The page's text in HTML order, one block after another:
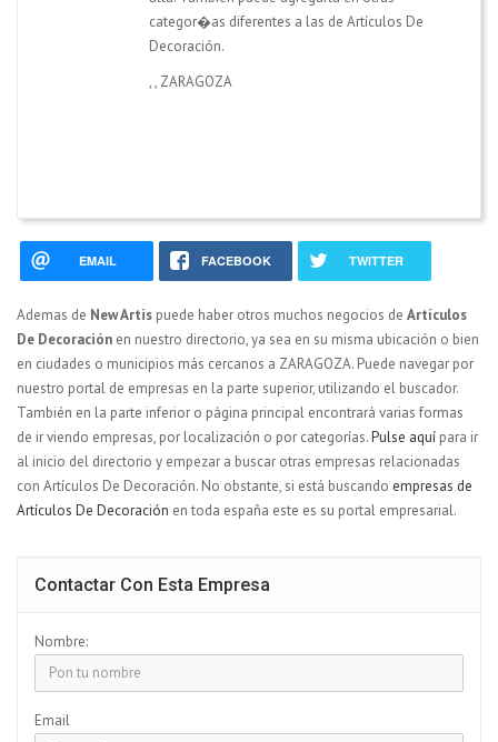
categor�as diferentes a las de Artículos De
Decoración.
,, ZARAGOZA
EMAIL FACEBOOK TWITTER
Ademas de New Artis puede haber otros muchos negocios de Artículos
De Decoración en nuestro directorio, ya sea en su misma ubicación o bien
en ciudades o municipios más cercanos a ZARAGOZA. Puede navegar por
nuestro portal de empresas en la parte superior, utilizando el buscador.
También en la parte inferior o página principal encontrará varias formas
de ir viendo empresas, por localización o por categorías.Pulse aquí para ir
al inicio del directorio y empezar a buscar otras empresas relacionadas
con Artículos De Decoración. No obstante, si está buscando empresas de
Artículos De Decoración en toda españa este es su portal empresarial.
Contactar Con Esta Empresa
Nombre:
Email